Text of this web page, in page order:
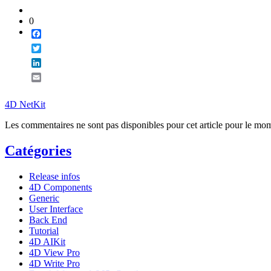
0
4D NetKit
Les commentaires ne sont pas disponibles pour cet article pour le
Catégories
Release infos
4D Components
Generic
User Interface
Back End
Tutorial
4D AIKit
4D View Pro
4D Write Pro